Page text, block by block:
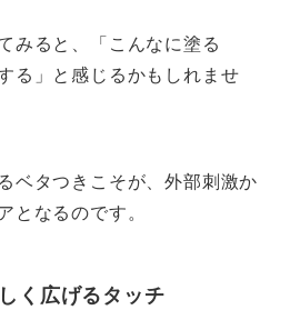
みると、「こんなに塗る
る」と感じるかもしれませ
ベタつきこそが、外部刺激か
となるのです。
く広げるタッチ